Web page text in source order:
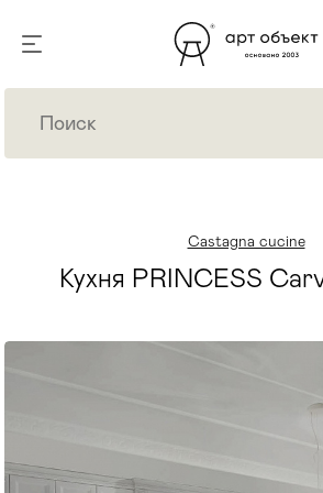
Castagna cucine
Кухня PRINCESS